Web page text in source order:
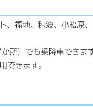
、福地、穂波、小松原
所）でも乗降車できま
できます。